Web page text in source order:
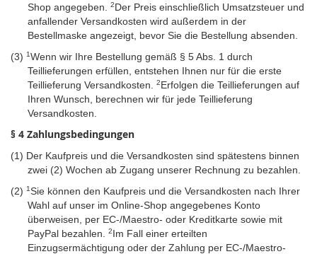
Shop angegeben.
2Der Preis einschließlich Umsatzsteuer und
anfallender Versandkosten wird außerdem in der
Bestellmaske angezeigt, bevor Sie die Bestellung absenden.
(3) 1Wenn wir Ihre Bestellung gemäß § 5 Abs. 1 durch
Teillieferungen erfüllen, entstehen Ihnen nur für die erste
Teillieferung Versandkosten.
2Erfolgen die Teillieferungen auf
Ihren Wunsch, berechnen wir für jede Teillieferung
Versandkosten.
§ 4 Zahlungsbedingungen
(1) Der Kaufpreis und die Versandkosten sind spätestens binnen
zwei (2) Wochen ab Zugang unserer Rechnung zu bezahlen.
(2) 1Sie können den Kaufpreis und die Versandkosten nach Ihrer
Wahl auf unser im Online-Shop angegebenes Konto
überweisen, per EC-/Maestro- oder Kreditkarte sowie mit
PayPal bezahlen.
2Im Fall einer erteilten
Einzugsermächtigung oder der Zahlung per EC-/Maestro-